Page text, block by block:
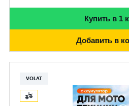
Купить в 1
Добавить в
VOLAT